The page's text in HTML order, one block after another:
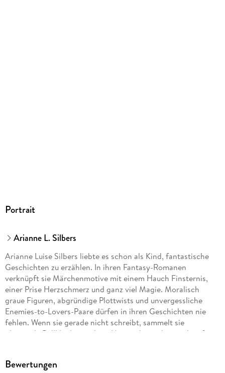
Portrait
Arianne L. Silbers
Arianne Luise Silbers liebte es schon als Kind, fantastische
Geschichten zu erzählen. In ihren Fantasy-Romanen
verknüpft sie Märchenmotive mit einem Hauch Finsternis,
einer Prise Herzschmerz und ganz viel Magie. Moralisch
graue Figuren, abgründige Plottwists und unvergessliche
Enemies-to-Lovers-Paare dürfen in ihren Geschichten nie
fehlen. Wenn sie gerade nicht schreibt, sammelt sie
glitzernde Ballkleider, züchtet Moos oder verliert sich auf
Band 1 der TikTok-Hit-Serie »Ein Schloss aus Silber und
Bewertungen